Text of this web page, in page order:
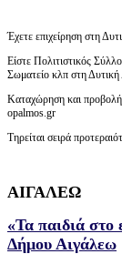
Έχετε επιχείρηση στη
Είστε Πολιτιστικός
Σωματείο κλπ στη Δυτική
Καταχώρηση και
opalmos.gr
Τηρείται σειρά
ΑΙΓΑΛΕΩ
«Τα παιδιά στο
Δήμου Αιγάλεω